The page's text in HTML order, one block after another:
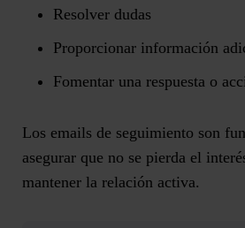
Resolver dudas
Proporcionar información
Fomentar una respuesta o
Los emails de seguimiento son
asegurar que no se pierda el
mantener la relación activa.